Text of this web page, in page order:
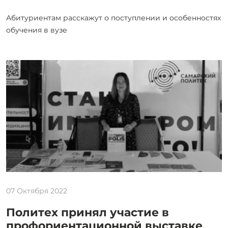
Абитуриентам расскажут о поступлении и особенностях
обучения в вузе
07 Октября 2022
Политех принял участие в